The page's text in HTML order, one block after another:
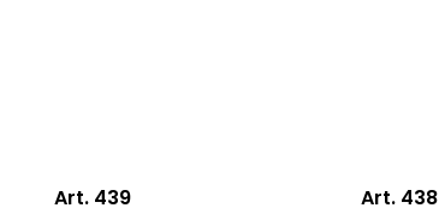
Art. 439 Art. 438